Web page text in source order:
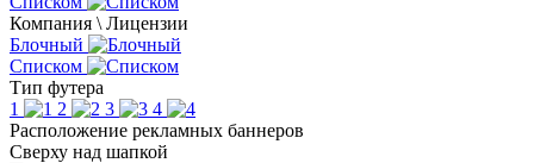
Компания \ Лицензии
Блочный
Списком
Тип футера
1
2 3
4
Расположение рекламных баннеров
Сверху над шапкой